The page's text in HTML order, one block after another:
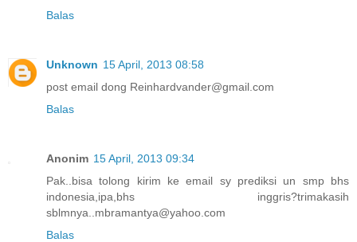
Balas
Unknown 15 April, 2013 08:58
post email dong Reinhardvander@gmail.com
Balas
Anonim 15 April, 2013 09:34
Pak..bisa tolong kirim ke email sy prediksi un smp bhs
indonesia,ipa,bhs inggris?trimakasih
sblmnya..mbramantya@yahoo.com
Balas